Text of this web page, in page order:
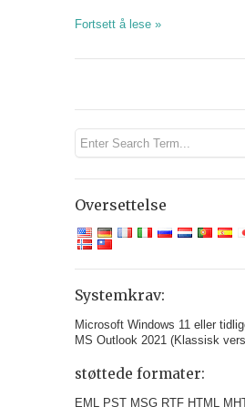
Fortsett å lese »
Oversettelse
Systemkrav:
Microsoft Windows 11 eller
MS Outlook 2021 (Klassisk
støttede formater:
EML PST MSG RTF HTML